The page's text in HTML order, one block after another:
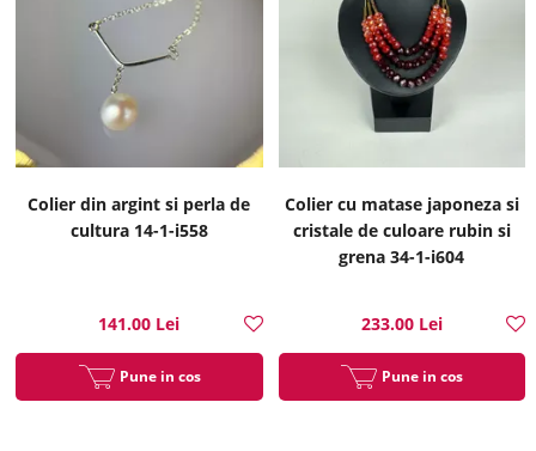
Colier din argint si perla de
cultura 14-1-i558
141.00 Lei
Pune in cos
Colier cu matase japoneza si
cristale de culoare rubin si
grena 34-1-i604
233.00 Lei
Pune in cos